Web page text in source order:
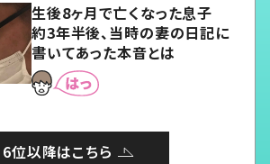
生後8ヶ月で亡くなった息子
約3年半後、当時の妻の日記に
書いてあった本音とは
6位以降はこちら